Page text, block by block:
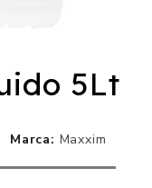
5Lt
Marca Maxxim